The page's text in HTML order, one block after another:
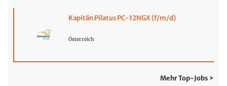
Kapitän Pilatus PC-12NGX (f/m/d)
Österreich
Mehr Top-Jobs >